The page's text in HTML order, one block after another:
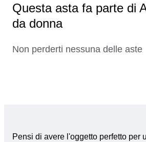
Questa asta fa parte di
da donna
Non perderti nessuna delle aste
Pensi di avere l'oggetto perfetto per